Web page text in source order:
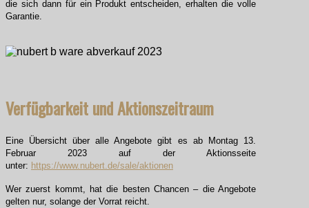
die sich dann für ein Produkt entscheiden, erhalten die volle
Garantie.
Verfügbarkeit und Aktionszeitraum
Eine Übersicht über alle Angebote gibt es ab Montag 13.
Februar 2023 auf der Aktionsseite
unter: https://www.nubert.de/sale/aktionen
Wer zuerst kommt, hat die besten Chancen – die Angebote
gelten nur, solange der Vorrat reicht.